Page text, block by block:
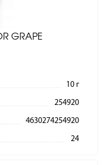
GRAPE
10 г
254920
4630274254920
24